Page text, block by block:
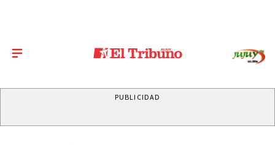
PUBLICIDAD